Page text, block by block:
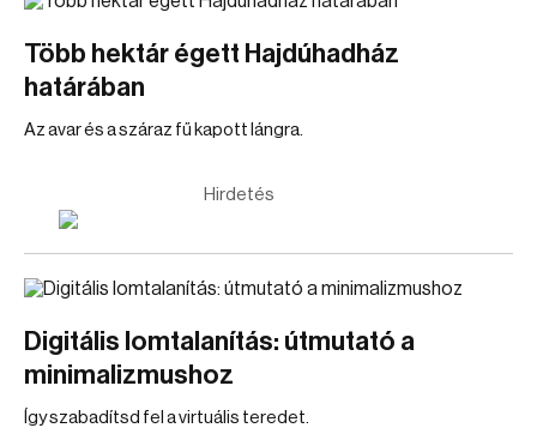
Több hektár égett Hajdúhadház
határában
Az avar és a száraz fű kapott lángra.
Hirdetés
Digitális lomtalanítás: útmutató a
minimalizmushoz
Így szabadítsd fel a virtuális teredet.